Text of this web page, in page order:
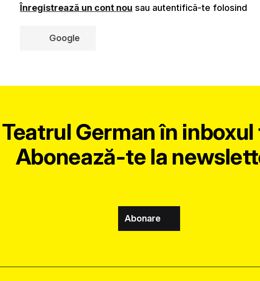
Înregistrează un cont nou sau autentifică-te folosind
Google
Teatrul German în inboxul
Abonează-te la
Abonare